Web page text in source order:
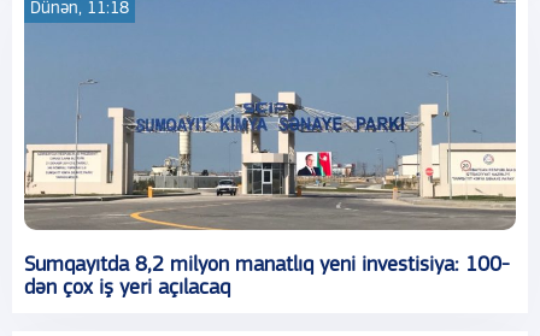
Dünən, 11:18
Sumqayıtda 8,2 milyon manatlıq yeni investisiya: 100-
dən çox iş yeri açılacaq